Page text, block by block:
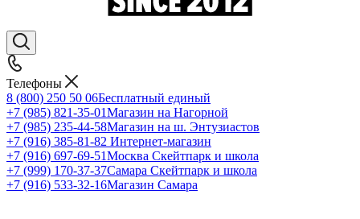
Телефоны
8 (800) 250 50 06Бесплатный единый
+7 (985) 821-35-01Магазин на Нагорной
+7 (985) 235-44-58Магазин на ш. Энтузиастов
+7 (916) 385-81-82 Интернет-магазин
+7 (916) 697-69-51Москва Скейтпарк и школа
+7 (999) 170-37-37Самара Скейтпарк и школа
+7 (916) 533-32-16Магазин Самара